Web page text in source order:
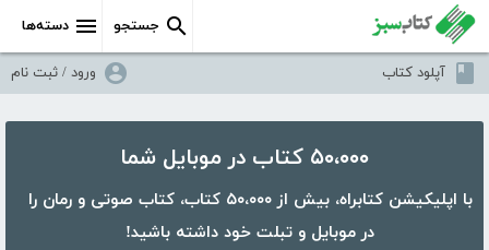
دسته‌ها جستجو
آپلود کتاب ورود / ثبت نام
۵۰،۰۰۰ کتاب در موبایل شما
با اپلیکیشن کتابراه، بیش از ۵۰،۰۰۰ کتاب، کتاب صوتی و رمان را
در موبایل و تبلت خود داشته باشید!